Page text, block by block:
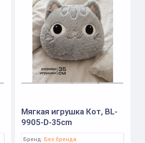
Мягкая игрушка Кот, BL-
9905-D-35cm
Бренд: Без бренда